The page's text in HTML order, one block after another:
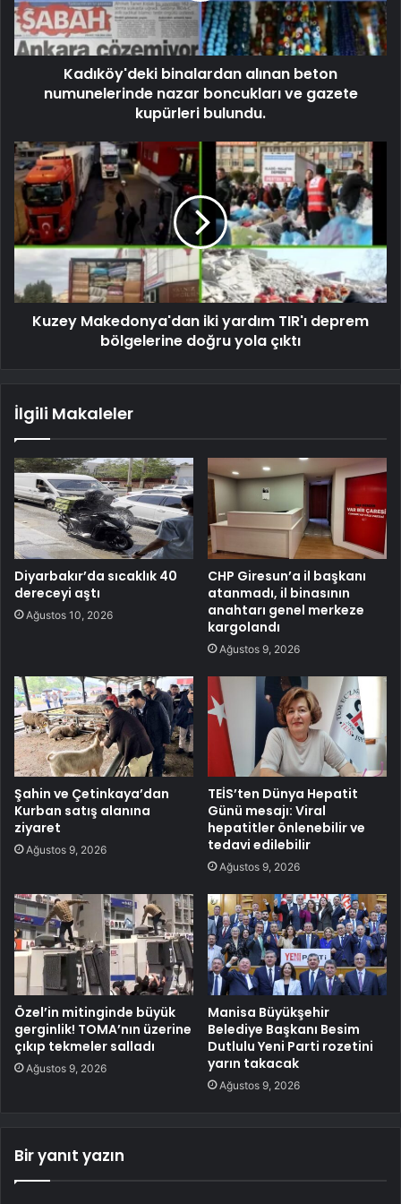
Kadıköy'deki binalardan alınan beton
numunelerinde nazar boncukları ve gazete
kupürleri bulundu.
Kuzey Makedonya'dan iki yardım TIR'ı deprem
bölgelerine doğru yola çıktı
İlgili Makaleler
Diyarbakır’da sıcaklık 40
dereceyi aştı
Ağustos 10, 2026
CHP Giresun’a il başkanı
atanmadı, il binasının
anahtarı genel merkeze
kargolandı
Ağustos 9, 2026
Şahin ve Çetinkaya’dan
Kurban satış alanına
ziyaret
Ağustos 9, 2026
TEİS’ten Dünya Hepatit
Günü mesajı: Viral
hepatitler önlenebilir ve
tedavi edilebilir
Ağustos 9, 2026
Özel’in mitinginde büyük
gerginlik! TOMA’nın üzerine
çıkıp tekmeler salladı
Ağustos 9, 2026
Manisa Büyükşehir
Belediye Başkanı Besim
Dutlulu Yeni Parti rozetini
yarın takacak
Ağustos 9, 2026
Bir yanıt yazın